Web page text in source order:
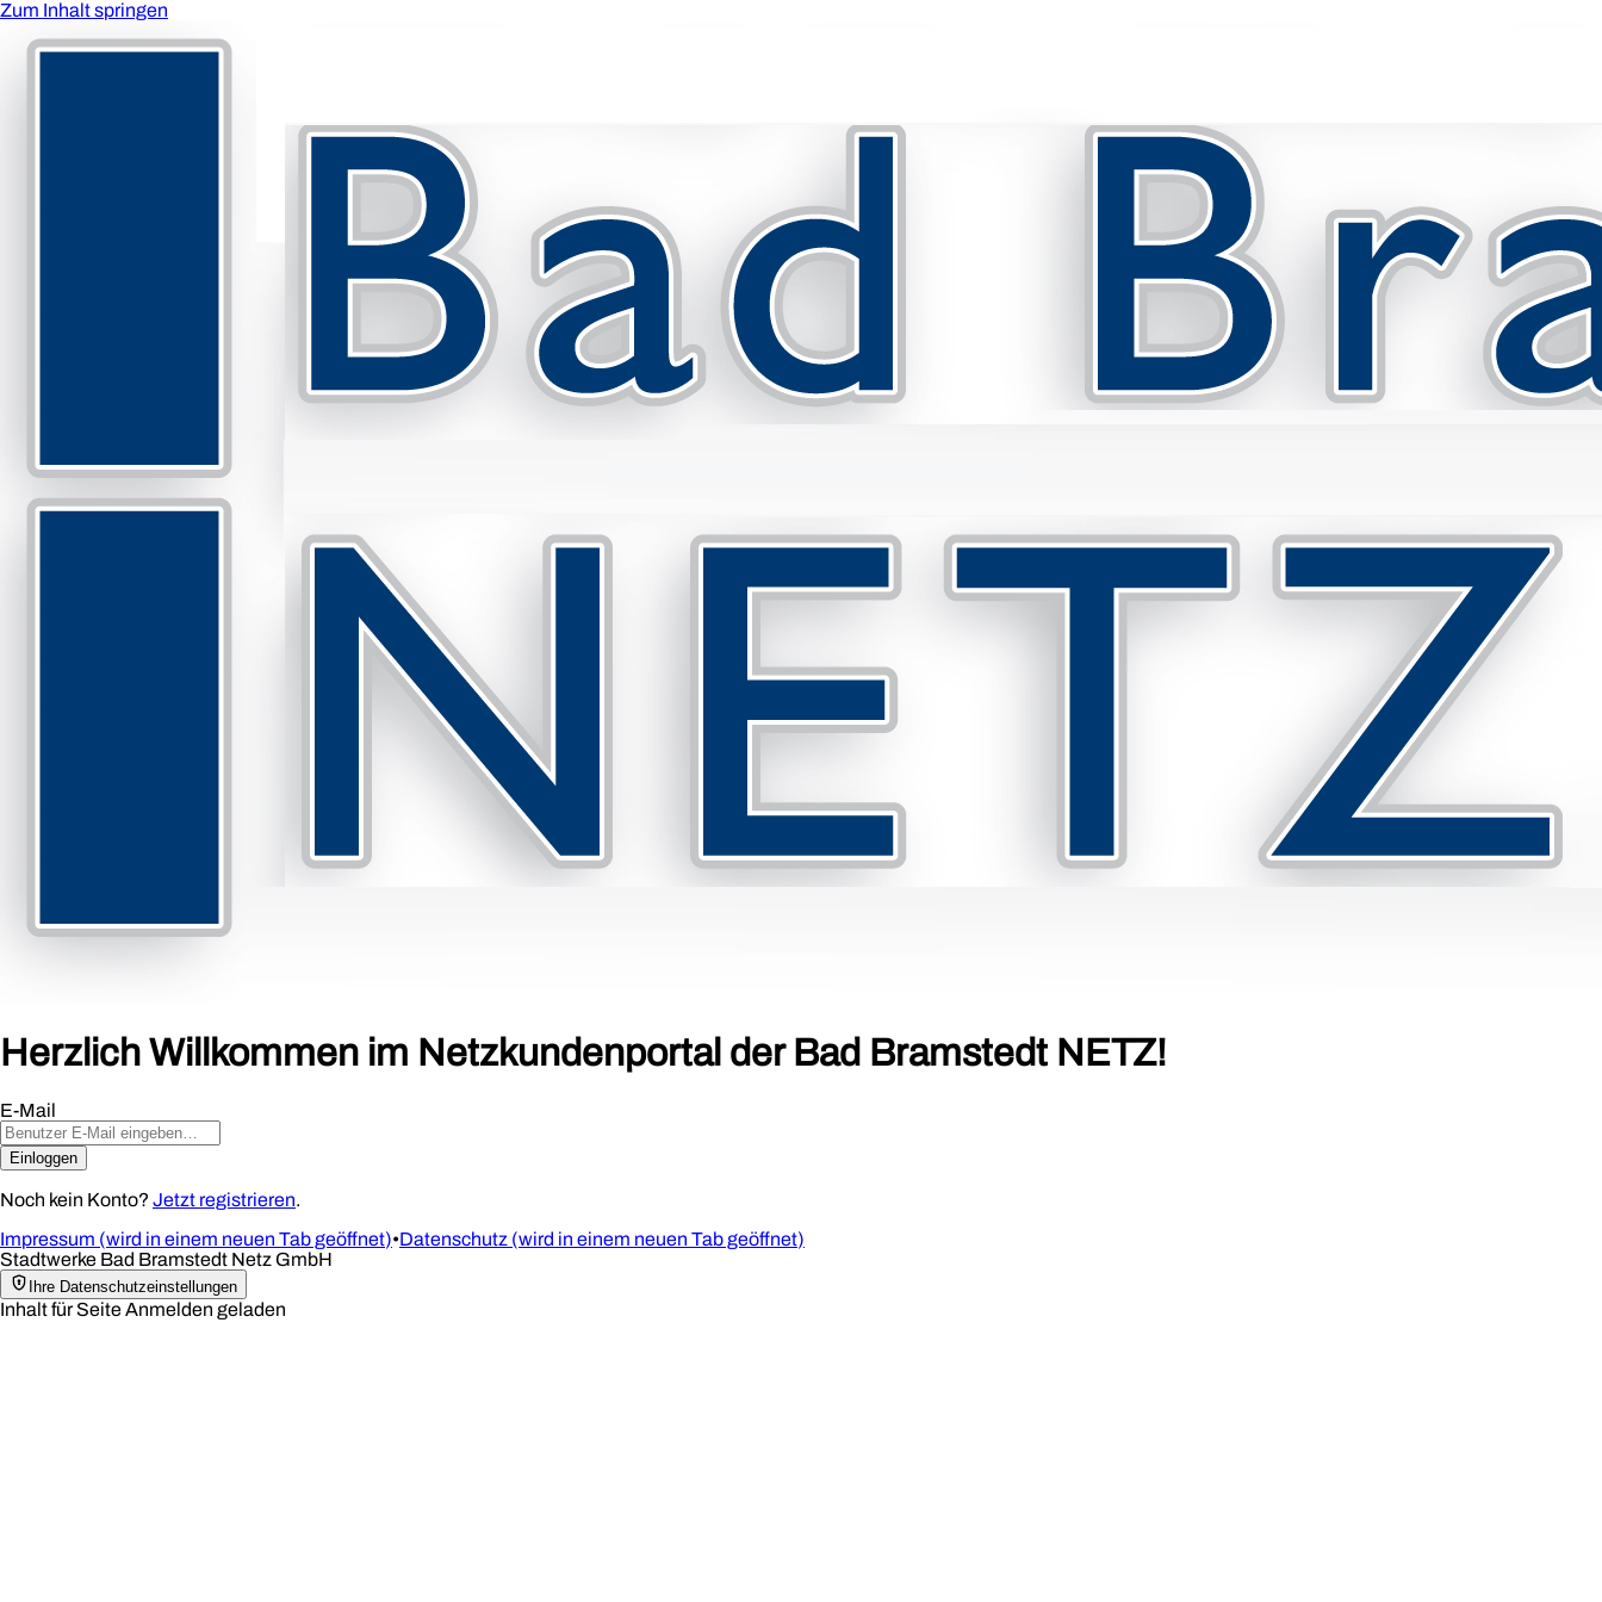
Zum Inhalt springen
Herzlich Willkommen im Netzkundenportal der Bad Bramstedt NETZ!
E-Mail
Einloggen
Noch kein Konto? Jetzt registrieren.
Impressum (wird in einem neuen Tab geöffnet)•Datenschutz (wird in einem neuen Tab geöffnet)
Stadtwerke Bad Bramstedt Netz GmbH
Ihre Datenschutzeinstellungen
Inhalt für Seite Anmelden geladen